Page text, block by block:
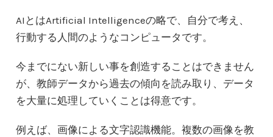
AIとはArtificial Intelligenceの略で、自分で考え、
行動する人間のようなコンピュータです。
今までにない新しい事を創造することはできません
が、教師データから過去の傾向を読み取り、データ
を大量に処理していくことは得意です。
例えば、画像による文字認識機能。複数の画像を教